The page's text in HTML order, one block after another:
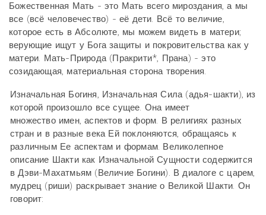
Божественная Мать - это Мать всего мироздания, а мы
все (всё человечество) - её дети. Всё то величие,
которое есть в Абсолюте, мы можем видеть в матери;
верующие ищут у Бога защиты и покровительства как у
матери. Мать-Природа (Пракрити*, Прана) - это
созидающая, материальная сторона творения.
Изначальная Богиня, Изначальная Сила (адья-шакти), из
которой произошло все сущее. Она имеет
множество имен, аспектов и форм. В религиях разных
стран и в разные века Ей поклоняются, обращаясь к
различным Ее аспектам и формам. Великолепное
описание Шакти как Изначальной Сущности содержится
в Дэви-Махатмьям (Величие Богини). В диалоге с царем,
мудрец (риши) раскрывает знание о Великой Шакти. Он
говорит: